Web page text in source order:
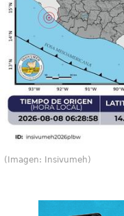
(Imagen: Insivumeh)